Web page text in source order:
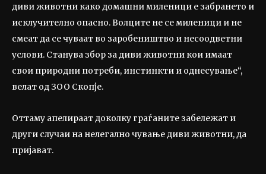
диви животни како домашни миленици е забрането и
исклучително опасно. Волците не се миленици и не
смеат да се чуваат во заробеништво и несоодветни
услови. Станува збор за диви животни кои имаат
свои природни потреби, инстинкти и однесување“,
велат од ЗОО Скопје.
Оттаму апелираат доколку граѓаните забележат и
други случаи на нелегално чување диви животни, да
пријават.